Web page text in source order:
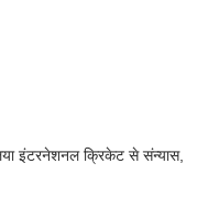
इंटरनेशनल क्रिकेट से संन्यास,